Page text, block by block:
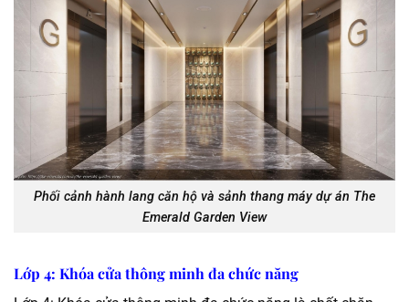
Phối cảnh hành lang căn hộ và sảnh thang máy dự án The
Emerald Garden View
Lớp 4: Khóa cửa thông minh đa chức năng